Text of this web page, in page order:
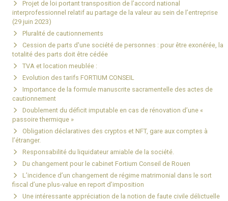
Projet de loi portant transposition de l’accord national
interprofessionnel relatif au partage de la valeur au sein de l’entreprise
(29 juin 2023)
Pluralité de cautionnements
Cession de parts d'une société de personnes : pour être exonérée, la
totalité des parts doit être cédée
TVA et location meublée :
Evolution des tarifs FORTIUM CONSEIL
Importance de la formule manuscrite sacramentelle des actes de
cautionnement
Doublement du déficit imputable en cas de rénovation d’une «
passoire thermique »
Obligation déclaratives des cryptos et NFT, gare aux comptes à
l’étranger.
Responsabilité du liquidateur amiable de la société.
Du changement pour le cabinet Fortium Conseil de Rouen
L’incidence d’un changement de régime matrimonial dans le sort
fiscal d’une plus-value en report d’imposition
Une intéressante appréciation de la notion de faute civile délictuelle